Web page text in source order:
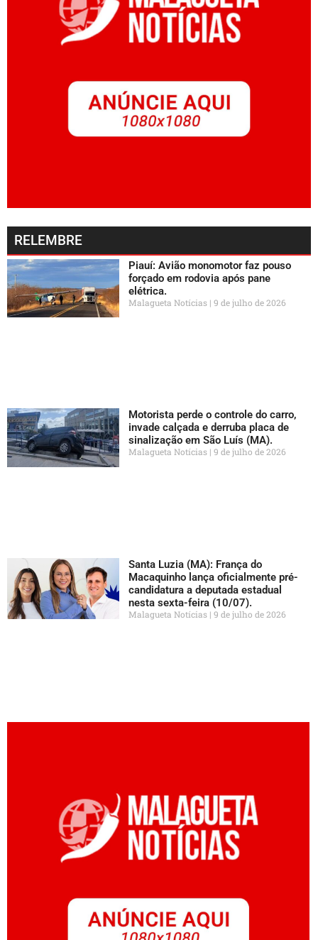
RELEMBRE
Piauí: Avião monomotor faz pouso
forçado em rodovia após pane
elétrica.
Malagueta Notícias 9 de julho de 2026
Motorista perde o controle do carro,
invade calçada e derruba placa de
sinalização em São Luís (MA).
Malagueta Notícias 9 de julho de 2026
Santa Luzia (MA): França do
Macaquinho lança oficialmente pré-
candidatura a deputada estadual
nesta sexta-feira (10/07).
Malagueta Notícias 9 de julho de 2026